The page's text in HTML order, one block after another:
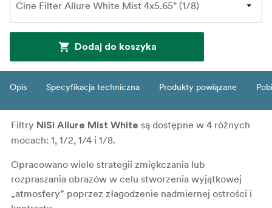
Dodaj do koszyka
Opis Specyfikacja techniczna Produkty powiązane
Filtry NiSi Allure Mist White są dostępne w 4 różnych
mocach: 1, 1/2, 1/4 i 1/8.
Opracowano wiele strategii zmiękczania lub
rozpraszania obrazów w celu stworzenia wyjątkowej
„atmosfery” poprzez złagodzenie nadmiernej ostrości i